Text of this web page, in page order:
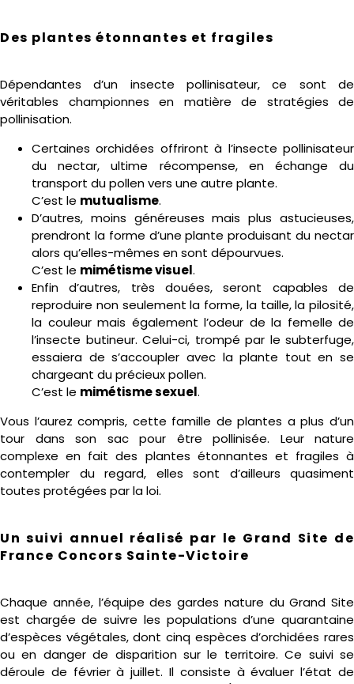
Des plantes étonnantes et fragiles
Dépendantes d’un insecte pollinisateur, ce sont de
véritables championnes en matière de stratégies de
pollinisation.
Certaines orchidées offriront à l’insecte pollinisateur
du nectar, ultime récompense, en échange du
transport du pollen vers une autre plante.
C’est le mutualisme.
D’autres, moins généreuses mais plus astucieuses,
prendront la forme d’une plante produisant du nectar
alors qu’elles-mêmes en sont dépourvues.
C’est le mimétisme visuel.
Enfin d’autres, très douées, seront capables de
reproduire non seulement la forme, la taille, la pilosité,
la couleur mais également l’odeur de la femelle de
l’insecte butineur. Celui-ci, trompé par le subterfuge,
essaiera de s’accoupler avec la plante tout en se
chargeant du précieux pollen.
C’est le mimétisme sexuel.
Vous l’aurez compris, cette famille de plantes a plus d’un
tour dans son sac pour être pollinisée. Leur nature
complexe en fait des plantes étonnantes et fragiles à
contempler du regard, elles sont d’ailleurs quasiment
toutes protégées par la loi.
Un suivi annuel réalisé par le Grand Site de
France Concors Sainte-Victoire
Chaque année, l’équipe des gardes nature du Grand Site
est chargée de suivre les populations d’une quarantaine
d’espèces végétales, dont cinq espèces d’orchidées rares
ou en danger de disparition sur le territoire. Ce suivi se
déroule de février à juillet. Il consiste à évaluer l’état de